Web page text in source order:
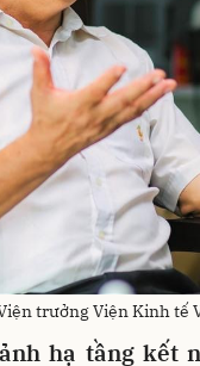
trưởng Viện Kinh tế
hạ tầng kết